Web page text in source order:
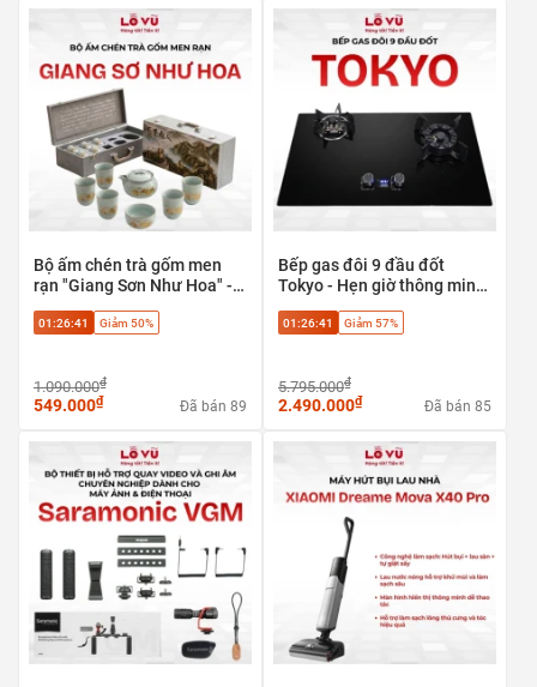
Bộ ấm chén trà gốm men
rạn "Giang Sơn Như Hoa" -
cao cấp
01:26:40 Giảm 50%
1.090.000₫
549.000₫ Đã bán 89
Bếp gas đôi 9 đầu đốt
Tokyo - Hẹn giờ thông minh,
01:26:40 Giảm 57%
5.795.000₫
2.490.000₫ Đã bán 85